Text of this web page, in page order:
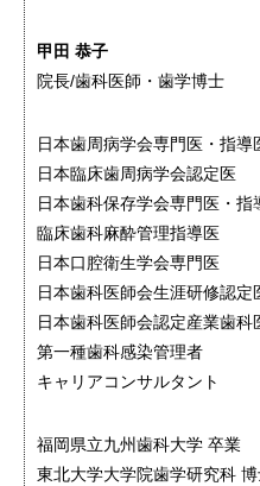
甲田 恭子
院長/歯科医師・歯学博士
日本歯周病学会専門医・指導
日本臨床歯周病学会認定医
日本歯科保存学会専門医・指
臨床歯科麻酔管理指導医
日本口腔衛生学会専門医
日本歯科医師会生涯研修認定
日本歯科医師会認定産業歯科
第一種歯科感染管理者
キャリアコンサルタント
福岡県立九州歯科大学 卒業
東北大学大学院歯学研究科 博